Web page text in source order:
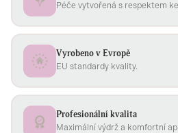
Péče vytvořená s respektem
Vyrobeno v Evropě
EU standardy kvality.
Profesionální kvalita
Maximální výdrž a komfortní